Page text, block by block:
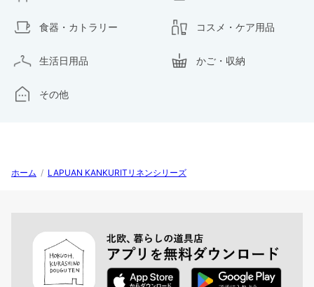
食器・カトラリー コスメ・ケア用品
生活日用品 かご・収納
その他
ホーム / LAPUAN KANKURITリネンシリーズ